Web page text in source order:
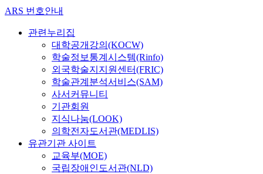
ARS 번호안내
관련누리집
대학공개강의(KOCW)
학술정보통계시스템(Rinfo)
외국학술지지원센터(FRIC)
학술관계분석서비스(SAM)
사서커뮤니티
기관회원
지식나눔(LOOK)
의학전자도서관(MEDLIS)
유관기관 사이트
교육부(MOE)
국립장애인도서관(NLD)